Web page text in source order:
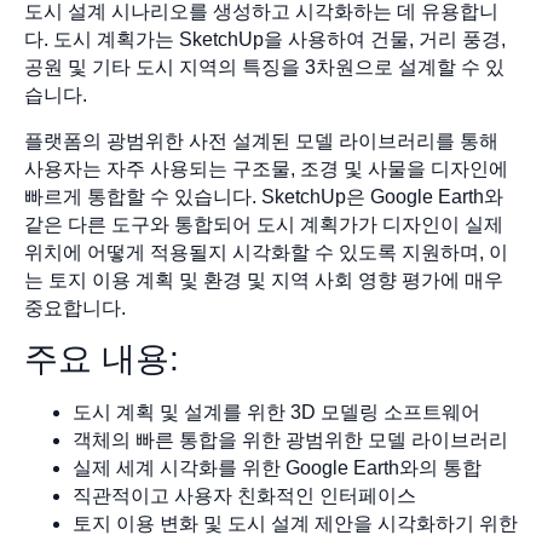
도시 설계 시나리오를 생성하고 시각화하는 데 유용합니
다. 도시 계획가는 SketchUp을 사용하여 건물, 거리 풍경,
공원 및 기타 도시 지역의 특징을 3차원으로 설계할 수 있
습니다.
플랫폼의 광범위한 사전 설계된 모델 라이브러리를 통해
사용자는 자주 사용되는 구조물, 조경 및 사물을 디자인에
빠르게 통합할 수 있습니다. SketchUp은 Google Earth와
같은 다른 도구와 통합되어 도시 계획가가 디자인이 실제
위치에 어떻게 적용될지 시각화할 수 있도록 지원하며, 이
는 토지 이용 계획 및 환경 및 지역 사회 영향 평가에 매우
중요합니다.
주요 내용:
도시 계획 및 설계를 위한 3D 모델링 소프트웨어
객체의 빠른 통합을 위한 광범위한 모델 라이브러리
실제 세계 시각화를 위한 Google Earth와의 통합
직관적이고 사용자 친화적인 인터페이스
토지 이용 변화 및 도시 설계 제안을 시각화하기 위한